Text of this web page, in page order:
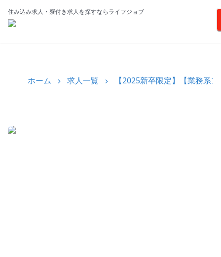
住み込み求人・寮付き求人を探すならライフジョブ
ホーム 求人一覧 【2025新卒限定】【業務系